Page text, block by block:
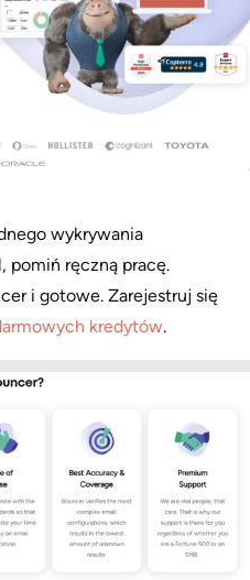
wykrywania
pomiń ręczną pracę.
i gotowe. Zarejestruj się
kredytów.